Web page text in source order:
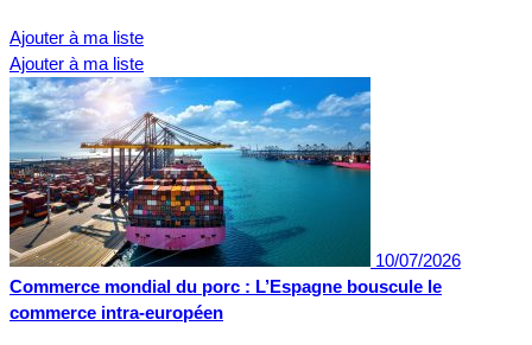
Ajouter à ma liste
Ajouter à ma liste
10/07/2026
Commerce mondial du porc : L’Espagne bouscule le
commerce intra-européen